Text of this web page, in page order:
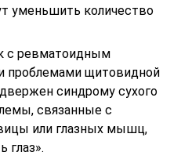
уменьшить количество
с ревматоидным
проблемами щитовидной
синдрому сухого
связанные с
или глазных мышц,
глаз».